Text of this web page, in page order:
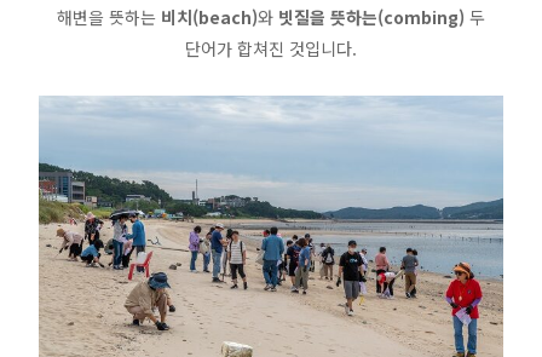
해변을 뜻하는비치(beach)와 빗질을 뜻하는(combing) 두
단어가 합쳐진 것입니다.